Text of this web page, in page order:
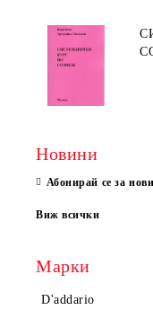
Новини
Абонирай се за
Виж всички
Марки
D'addario